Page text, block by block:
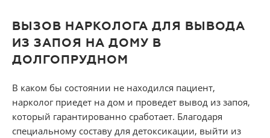
ВЫЗОВ НАРКОЛОГА ДЛЯ ВЫВОДА
ИЗ ЗАПОЯ НА ДОМУ В
ДОЛГОПРУДНОМ
В каком бы состоянии не находился пациент,
нарколог приедет на дом и проведет вывод из запоя,
который гарантированно сработает. Благодаря
специальному составу для детоксикации, выйти из